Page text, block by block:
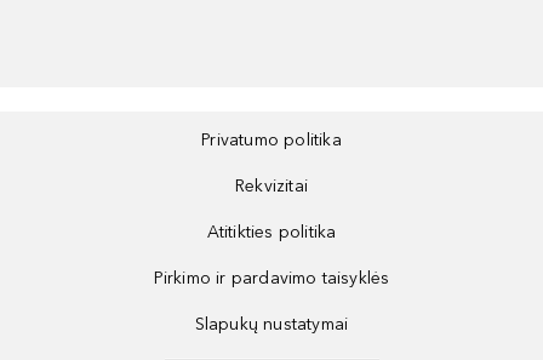
Privatumo politika
Rekvizitai
Atitikties politika
Pirkimo ir pardavimo taisyklės
Slapukų nustatymai